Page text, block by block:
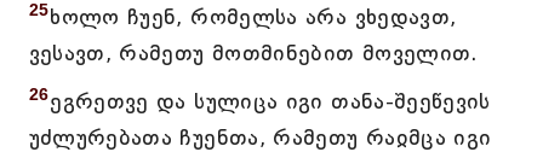
25ხოლო ჩუენ, რომელსა არა ვხედავთ,
ვესავთ, რამეთუ მოთმინებით მოველით.
26ეგრეთვე და სულიცა იგი თანა-შეეწევის
უძლურებათა ჩუენთა, რამეთუ რაჲმცა იგი